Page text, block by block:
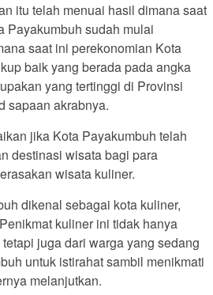
itu telah menuai hasil dimana saat
Payakumbuh sudah mulai
saat ini perekonomian Kota
baik yang berada pada angka
yang tertinggi di Provinsi
sapaan akrabnya.
jika Kota Payakumbuh telah
destinasi wisata bagi para
wisata kuliner.
dikenal sebagai kota kuliner,
kuliner ini tidak hanya
juga dari warga yang sedang
untuk istirahat sambil menikmati
melanjutkan.